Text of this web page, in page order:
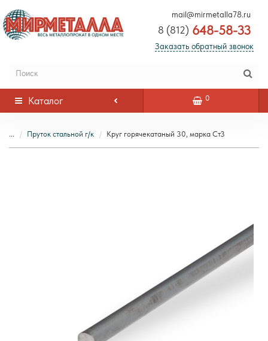
mail@mirmetalla78.ru
8 (812) 648-58-33
Заказать обратный звонок
Каталог 0
... Пруток стальной г/к Круг горячекатаный 30, марка Ст3